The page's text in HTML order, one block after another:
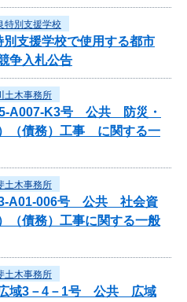
特別支援学校
支援学校で使用する都市
争入札公告
土木事務所
A007-K3号 公共 防災・
（債務）工事 に関する一
土木事務所
A01-006号 公共 社会資
（債務）工事に関する一般
土木事務所
広域3－4－1号 公共 広域